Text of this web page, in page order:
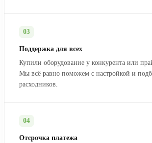
03
Поддержка для всех
Купили оборудование у конкурента или
Мы всё равно поможем с настройкой и
расходников.
04
Отсрочка платежа